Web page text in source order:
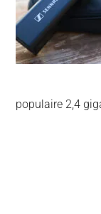
populaire 2,4